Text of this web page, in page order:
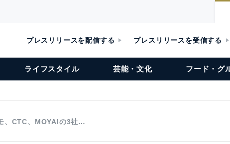
プレスリリースを配信する プレスリリースを受信する
ライフスタイル 芸能・文化 フード・グ
、CTC、MOYAIの3社…